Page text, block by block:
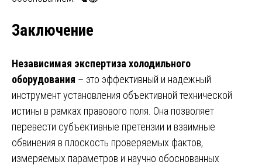
Заключение
Независимая экспертиза холодильного
оборудования – это эффективный и надежный
инструмент установления объективной технической
истины в рамках правового поля. Она позволяет
перевести субъективные претензии и взаимные
обвинения в плоскость проверяемых фактов,
измеряемых параметров и научно обоснованных